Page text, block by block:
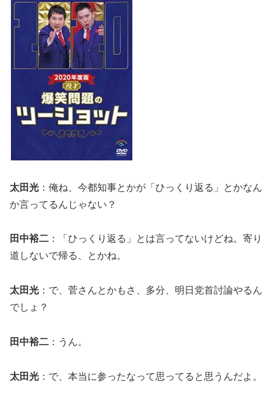
太田光 ：俺ね、今都知事とかが「ひっくり返る」とかなん
か言ってるんじゃない？
田中裕二 ：「ひっくり返る」とは言ってないけどね。寄り
道しないで帰る、とかね。
太田光 ：で、菅さんとかもさ、多分、明日党首討論やるん
でしょ？
田中裕二 ：うん。
太田光 ：で、本当に参ったなって思ってると思うんだよ。